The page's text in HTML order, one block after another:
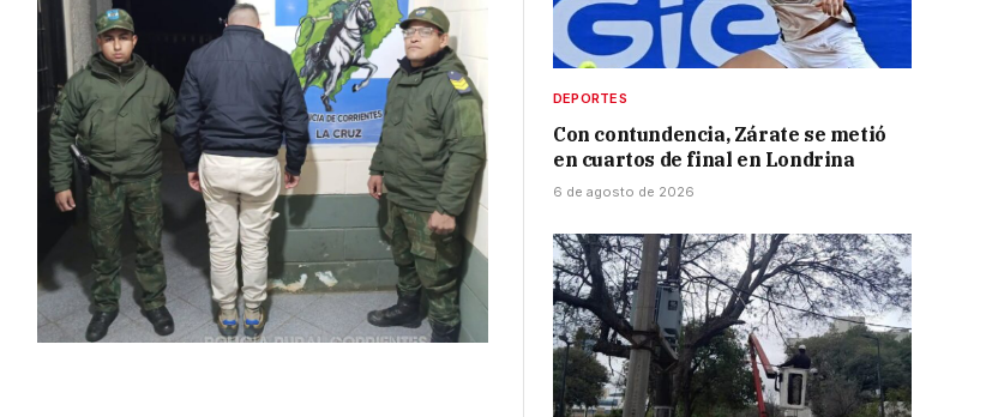
DEPORTES
Con contundencia, Zárate se metió
en cuartos de final en Londrina
6 de agosto de 2026